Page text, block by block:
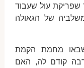
שפריקת עול שעבוד
של הגאולה
שבאו מחמת הקמת
קודם לה, האם